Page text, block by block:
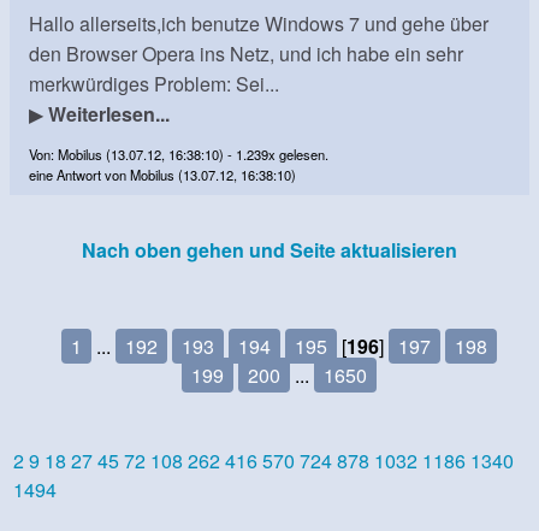
Hallo allerseits,ich benutze Windows 7 und gehe über
den Browser Opera ins Netz, und ich habe ein sehr
merkwürdiges Problem: Sei...
▶Weiterlesen...
Von: Mobilus (13.07.12, 16:38:10) - 1.239x gelesen.
eine Antwort von Mobilus (13.07.12, 16:38:10)
Nach oben gehen und Seite aktualisieren
1 ... 192 193 194 195 [196] 197
198
199
200 ... 1650
29 18 274572 108 262416570 724878 1032 1186 1340
1494